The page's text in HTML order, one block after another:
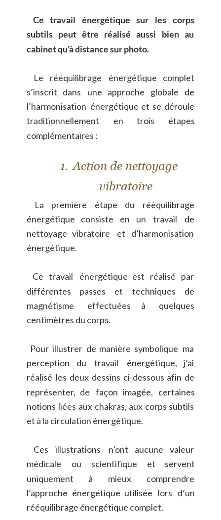
Ce travail énergétique sur les corps
subtils peut être réalisé aussi bien au
cabinet qu’à distance sur photo.
Le rééquilibrage énergétique
complet
s’inscrit dans une approche globale
de
l’harmonisation énergétique et se déroule
traditionnellement
en trois
étapes
complémentaires :
1. Action de nettoyage
vibratoire
La première étape du
rééquilibrage
énergétique
consiste en un travail
de
nettoyage vibratoire et
d’harmonisation
énergétique.
Ce travail énergétique est réalisé par
différentes
passes et techniques
de
magnétisme
effectuées à
quelques
centimètres du corps.
Pour illustrer de manière symbolique ma
perception
du travail énergétique,
j’ai
réalisé les deux dessins ci-dessous afin de
représenter, de façon imagée, certaines
notions liées aux chakras, aux corps subtils
et à la circulation énergétique.
Ces illustrations n’ont aucune
valeur
médicale
ou scientifique et
servent
uniquement
à mieux
comprendre
l’approche énergétique utilisée lors d’un
rééquilibrage énergétique complet.